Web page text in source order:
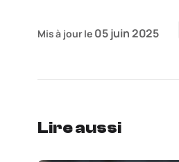
Mis à jour le 05 juin 2025
Lire aussi